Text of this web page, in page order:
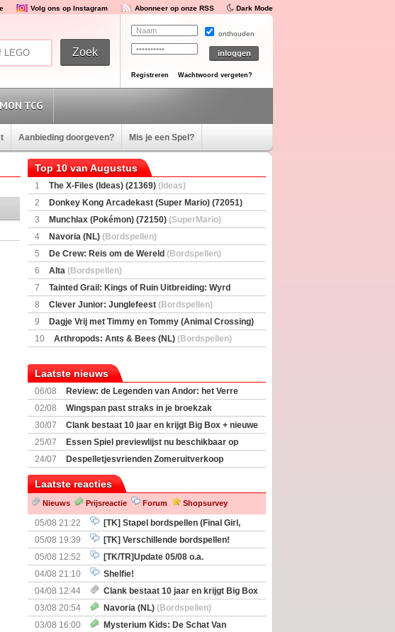
Volg ons op Instagram Abonneer op onze RSS Dark Mode
onthouden
Registreren Wachtwoord vergeten?
TCG
Aanbieding doorgeven? Mis je een Spel?
Top 10 van Augustus
1 The X-Files (Ideas) (21369) (Ideas)
2
Donkey Kong Arcadekast (Super Mario) (72051)
(SuperMario)
3 Munchlax (Pokémon) (72150) (SuperMario)
4
Navoria (NL) (Bordspellen)
5
De Crew: Reis om de Wereld (Bordspellen)
6
Alta (Bordspellen)
7
Tainted Grail: Kings of Ruin Uitbreiding: Wyrd
Encounters(Bordspellen)
8 Clever Junior: Junglefeest (Bordspellen)
9
Dagje Vrij met Timmy en Tommy (Animal Crossing)
(77059)(Ideas)
10 Arthropods: Ants & Bees (NL) (Bordspellen)
Laatste nieuws
06/08
Review: de Legenden van Andor: het Verre
Land
02/08
Wingspan past straks in je broekzak
30/07
Clank bestaat 10 jaar en krijgt Big Box + nieuwe
uitbreiding
25/07
Essen Spiel previewlijst nu beschikbaar op
Boardgamegeek
24/07
Despelletjesvrienden Zomeruitverkoop
Laatste reacties
Nieuws Prijsreactie Forum Shopsurvey
05/08 21:22
[TK] Stapel bordspellen (Final Girl,
Nemesis Retaliation, Zombicide Invader)
05/08 19:39
[TK] Verschillende bordspellen!
05/08 12:52
[TK/TR]Update 05/08 o.a.
Prijsverlagingen, Imperium Horizons, 20 Strong
04/08 21:10
Shelfie!
04/08 12:44
Clank bestaat 10 jaar en krijgt Big Box
+ nieuwe uitbreiding
03/08 20:54 Navoria (NL) (Bordspellen)
03/08 16:00
Mysterium Kids: De Schat Van